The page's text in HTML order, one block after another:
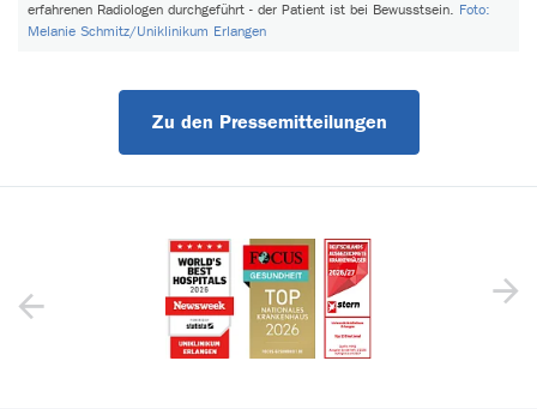
erfahrenen Radiologen durchgeführt - der Patient ist bei Bewusstsein. Foto:
Melanie Schmitz/Uniklinikum Erlangen
Zu den Pressemitteilungen